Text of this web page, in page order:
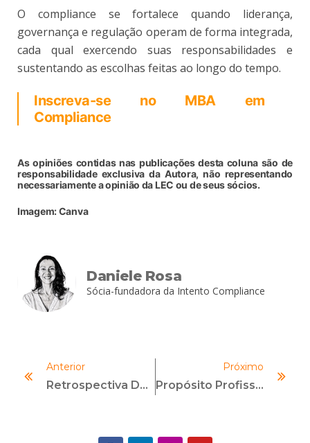
O compliance se fortalece quando liderança,
governança e regulação operam de forma integrada,
cada qual exercendo suas responsabilidades e
sustentando as escolhas feitas ao longo do tempo.
Inscreva-se no MBA em
Compliance
As opiniões contidas nas publicações desta coluna são de
responsabilidade exclusiva da Autora, não representando
necessariamente a opinião da LEC ou de seus sócios.
Imagem: Canva
Daniele Rosa
Sócia-fundadora da Intento Compliance
Anterior
Retrospectiva Do Líder Em 2025: O Ano Em Que A Técnica Não Foi Suficiente
Próximo
Propósito Profissional: O Que É, Como Descobrir O Seu E Como Aplicar